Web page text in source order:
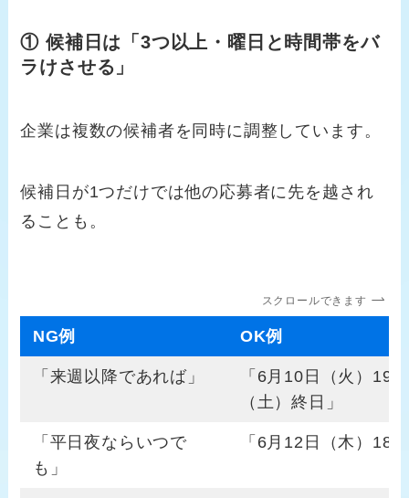
① 候補日は「3つ以上・曜日と時間帯をバ
ラけさせる」
企業は複数の候補者を同時に調整しています。
候補日が1つだけでは他の応募者に先を越され
ることも。
スクロールできます
NG例 OK例
「来週以降であれば」
「6月10日（火）19
（土）終日」
「平日夜ならいつで
も」
「6月12日（木）18